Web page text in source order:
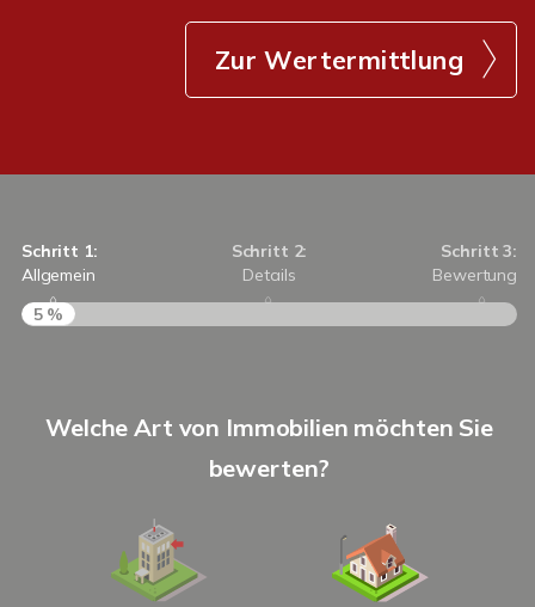
Zur Wertermittlung
Schritt 1:
Allgemein
Schritt 2:
Details
Schritt 3:
Bewertung
5 %
Welche Art von Immobilien möchten Sie
bewerten?